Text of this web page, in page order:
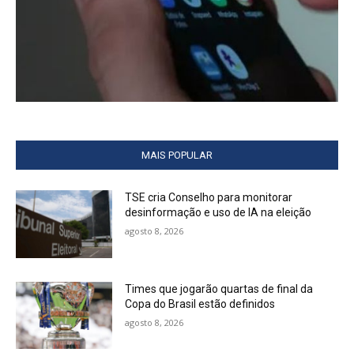
MAIS POPULAR
TSE cria Conselho para monitorar
desinformação e uso de IA na eleição
agosto 8, 2026
Times que jogarão quartas de final da
Copa do Brasil estão definidos
agosto 8, 2026